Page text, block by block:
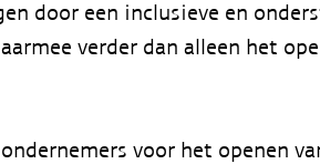
door een inclusieve en
verder dan alleen het
voor het openen